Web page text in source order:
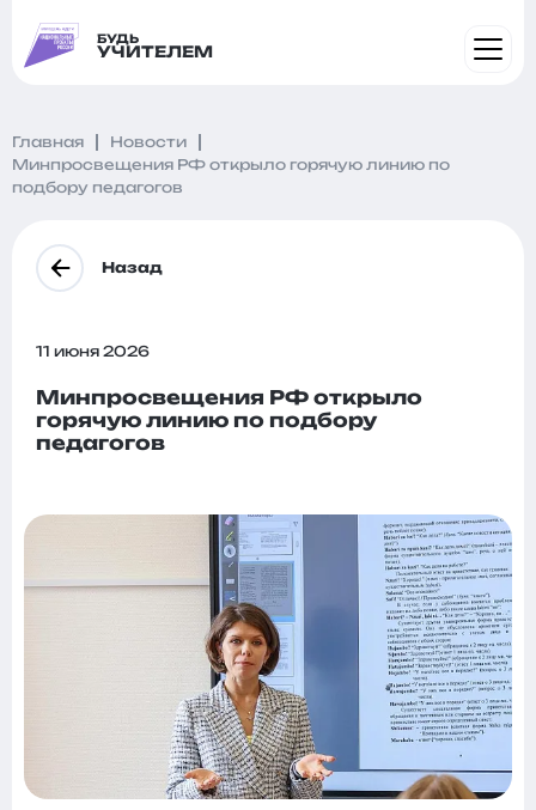
БУДЬ
УЧИТЕЛЕМ
Главная
Новости
Минпросвещения РФ открыло горячую линию по
подбору педагогов
Назад
11 июня 2026
Минпросвещения РФ открыло
горячую линию по подбору
педагогов